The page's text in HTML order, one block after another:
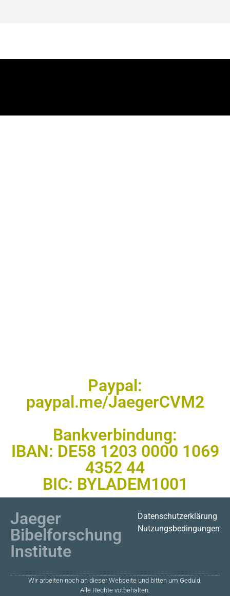
Paypal:
paypal.me/JaegerCVM2
Bankverbindung:
IBAN: DE58 1203 0000 1069
4352 44
BIC: BYLADEM1001
Jaeger
Bibelforschung
Institute
Datenschutzerklärung
Nutzungsbedingungen
Wir arbeiten noch an dieser Webseite und bitten um Geduld.
Alle Rechte vorbehalten.